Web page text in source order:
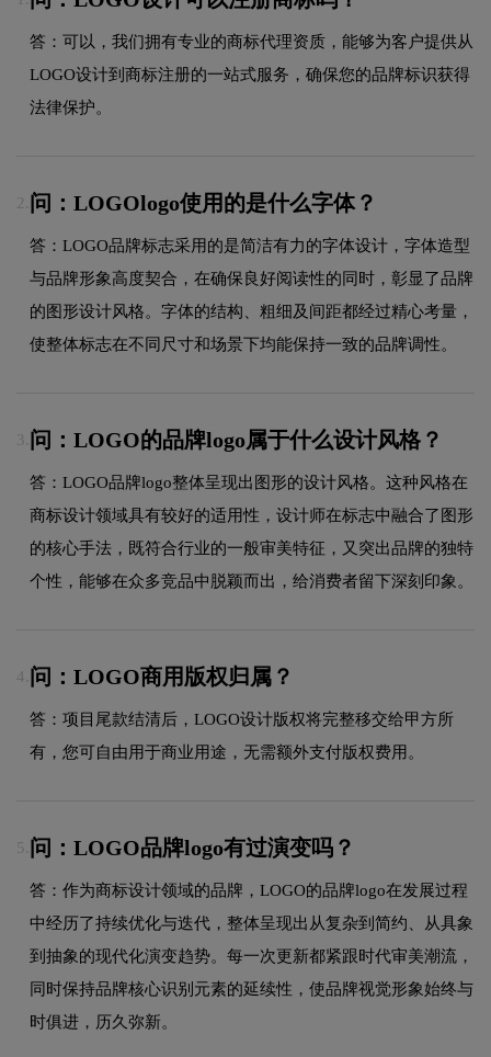
答：可以，我们拥有专业的商标代理资质，能够为客户提供从
LOGO设计到商标注册的一站式服务，确保您的品牌标识获得
法律保护。
2. 问：LOGOlogo使用的是什么字体？
答：LOGO品牌标志采用的是简洁有力的字体设计，字体造型
与品牌形象高度契合，在确保良好阅读性的同时，彰显了品牌
的图形设计风格。字体的结构、粗细及间距都经过精心考量，
使整体标志在不同尺寸和场景下均能保持一致的品牌调性。
3. 问：LOGO的品牌logo属于什么设计风格？
答：LOGO品牌logo整体呈现出图形的设计风格。这种风格在
商标设计领域具有较好的适用性，设计师在标志中融合了图形
的核心手法，既符合行业的一般审美特征，又突出品牌的独特
个性，能够在众多竞品中脱颖而出，给消费者留下深刻印象。
4. 问：LOGO商用版权归属？
答：项目尾款结清后，LOGO设计版权将完整移交给甲方所
有，您可自由用于商业用途，无需额外支付版权费用。
5. 问：LOGO品牌logo有过演变吗？
答：作为商标设计领域的品牌，LOGO的品牌logo在发展过程
中经历了持续优化与迭代，整体呈现出从复杂到简约、从具象
到抽象的现代化演变趋势。每一次更新都紧跟时代审美潮流，
同时保持品牌核心识别元素的延续性，使品牌视觉形象始终与
时俱进，历久弥新。